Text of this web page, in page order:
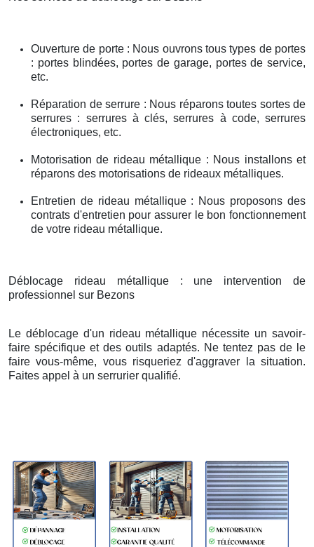
Ouverture de porte : Nous ouvrons tous types de portes
: portes blindées, portes de garage, portes de service,
etc.
Réparation de serrure : Nous réparons toutes sortes de
serrures : serrures à clés, serrures à code, serrures
électroniques, etc.
Motorisation de rideau métallique : Nous installons et
réparons des motorisations de rideaux métalliques.
Entretien de rideau métallique : Nous proposons des
contrats d'entretien pour assurer le bon fonctionnement
de votre rideau métallique.
Déblocage rideau métallique : une intervention de
professionnel sur Bezons
Le déblocage d'un rideau métallique nécessite un savoir-
faire spécifique et des outils adaptés. Ne tentez pas de le
faire vous-même, vous risqueriez d'aggraver la situation.
Faites appel à un serrurier qualifié.